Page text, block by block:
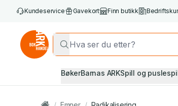
Kundeservice Gavekort Finn butikk
BøkerBarnas ARKSpill og